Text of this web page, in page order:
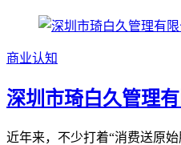
商业认知
深圳市琦白久管理
近年来，不少打着“消费送原